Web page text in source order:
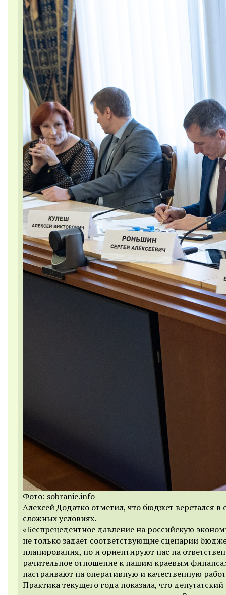
Фото: sobranie.info
Алексей Додатко отметил, что бюджет верстался в
сложных условиях.
«Беспрецедентное давление на российскую
не только задает соответствующие сценарии
планирования, но и ориентируют нас на
рачительное отношение к нашим краевым
настраивают на оперативную и качественную
Практика текущего года показала, что